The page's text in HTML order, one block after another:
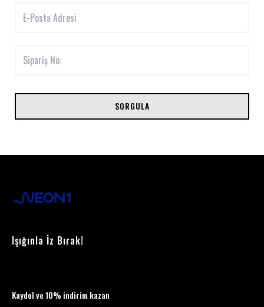
SORGULA
Işığınla İz Bırak!
Kaydol ve 10% indirim kazan